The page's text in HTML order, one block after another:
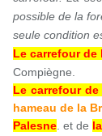
possible de la
seule condition
Le carrefour de
Compiègne.
Le carrefour de
hameau de la
Palesne et de